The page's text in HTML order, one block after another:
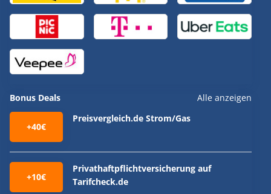
Bonus Deals Alle anzeigen
+40€
Preisvergleich.de Strom/Gas
+10€
Privathaftpflichtversicherung auf
Tarifcheck.de